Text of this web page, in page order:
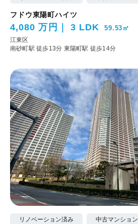
フドウ東陽町ハイツ
4,080 万円 3 LDK 59.53㎡
江東区
南砂町駅 徒歩13分 東陽町駅 徒歩14分
リノベーション済み 中古マンション